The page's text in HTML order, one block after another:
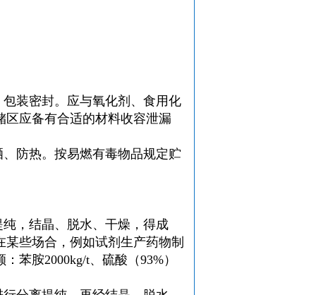
装密封。应与氧化剂、食用化
应备有合适的材料收容泄漏
防热。按易燃有毒物品规定贮
，结晶、脱水、干燥，得成
某些场合，例如试剂生产药物制
苯胺2000kg/t、硫酸（93%）